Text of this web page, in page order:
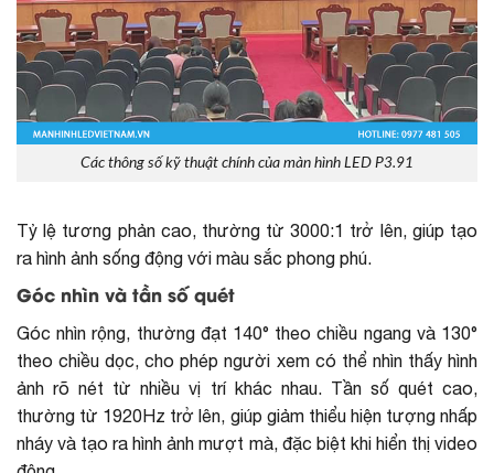
Các thông số kỹ thuật chính của màn hình LED P3.91
Tỷ lệ tương phản cao, thường từ 3000:1 trở lên, giúp tạo
ra hình ảnh sống động với màu sắc phong phú.
Góc nhìn và tần số quét
Góc nhìn rộng, thường đạt 140° theo chiều ngang và 130°
theo chiều dọc, cho phép người xem có thể nhìn thấy hình
ảnh rõ nét từ nhiều vị trí khác nhau. Tần số quét cao,
thường từ 1920Hz trở lên, giúp giảm thiểu hiện tượng nhấp
nháy và tạo ra hình ảnh mượt mà, đặc biệt khi hiển thị video